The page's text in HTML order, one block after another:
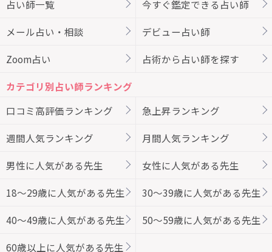
占い師一覧
今すぐ鑑定できる占い師
メール占い・相談 デビュー占い師
Zoom占い 占術から占い師を探す
カテゴリ別占い師ランキング
口コミ高評価ランキング
急上昇ランキング
週間人気ランキング 月間人気ランキング
男性に人気がある先生 女性に人気がある先生
18～29歳に人気がある先生 30～39歳に人気がある先生
40～49歳に人気がある先生 50～59歳に人気がある先生
60歳以上に人気がある先生